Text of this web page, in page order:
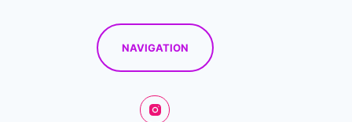
NAVIGATION